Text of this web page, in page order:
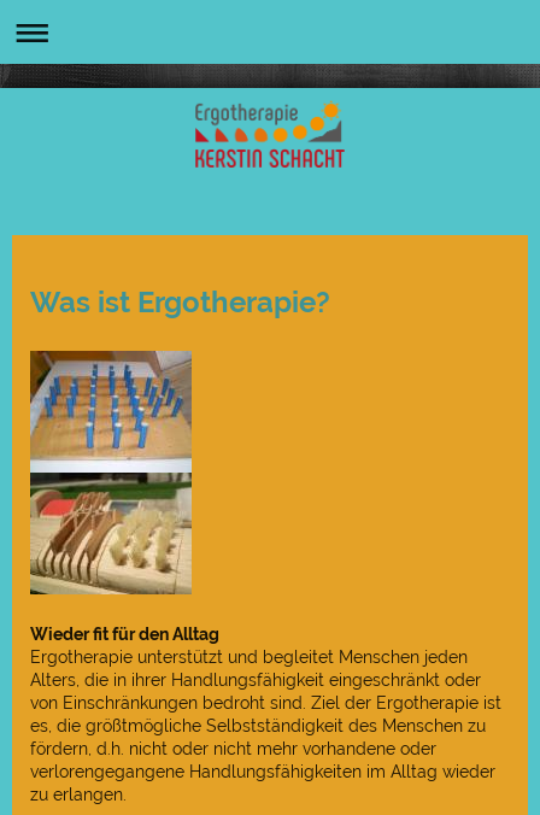
Was ist Ergotherapie?
Wieder fit für den Alltag
Ergotherapie unterstützt und begleitet Menschen jeden
Alters, die in ihrer Handlungsfähigkeit eingeschränkt oder
von Einschränkungen bedroht sind. Ziel der Ergotherapie ist
es, die größtmögliche Selbstständigkeit des Menschen zu
fördern, d.h. nicht oder nicht mehr vorhandene oder
verlorengegangene Handlungsfähigkeiten im Alltag wieder
zu erlangen.